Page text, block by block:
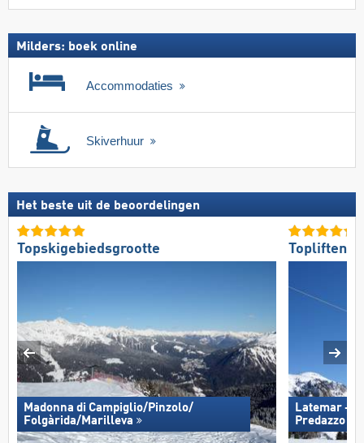
Milders: boek online
Accommodaties
Skiverhuur
Het beste uit de beoordelingen
Topskigebiedsgrootte
Madonna di Campiglio/​Pinzolo/​
Folgàrida/​Marilleva
Topliften
Latemar –
Predazzo